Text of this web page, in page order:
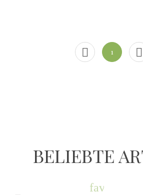
 1 
BELIEBTE
favorite